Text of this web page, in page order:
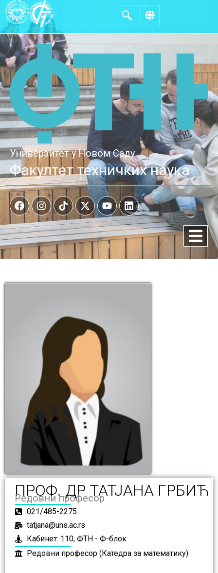
Универзитет у Новом Саду
Факултет техничких наука
ПРОФ. ДР ТАТЈАНА ГРБИЋ
Редовни професор
021/485-2275
tatjana@uns.ac.rs
Кабинет: 110, ФТН - Ф-блок
Редовни професор (Катедра за математику)